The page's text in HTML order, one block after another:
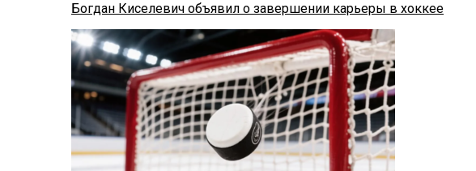
Богдан Киселевич объявил о завершении карьеры в хоккее